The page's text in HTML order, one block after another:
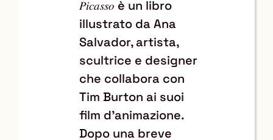
𝑃𝑖𝑐𝑎𝑠𝑠𝑜 è un libro
illustrato da Ana
Salvador, artista,
scultrice e designer
che collabora con
Tim Burton ai suoi
film d’animazione.
Dopo una breve